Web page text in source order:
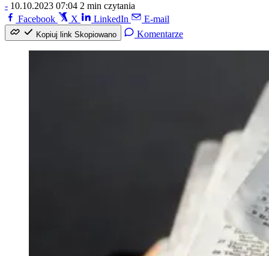
- 10.10.2023 07:04 2 min czytania
Facebook
X LinkedIn E-mail
Kopiuj link Skopiowano Komentarze